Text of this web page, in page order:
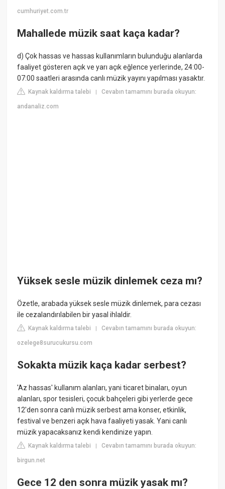
cumhuriyet.com.tr
Mahallede müzik saat kaça kadar?
d) Çok hassas ve hassas kullanımların bulunduğu alanlarda
faaliyet gösteren açık ve yarı açık eğlence yerlerinde, 24:00-
07:00 saatleri arasında canlı müzik yayını yapılması yasaktır.
Kaynak kaldırma talebi |Cevabın tamamını burada okuyun:
andanaliz.com
Yüksek sesle müzik dinlemek ceza mı?
Özetle, arabada yüksek sesle müzik dinlemek, para cezası
ile cezalandırılabilen bir yasal ihlaldir.
Kaynak kaldırma talebi |Cevabın tamamını burada okuyun:
ozelege8surucukursu.com
Sokakta müzik kaça kadar serbest?
'Az hassas' kullanım alanları, yani ticaret binaları, oyun
alanları, spor tesisleri, çocuk bahçeleri gibi yerlerde gece
12'den sonra canlı müzik serbest ama konser, etkinlik,
festival ve benzeri açık hava faaliyeti yasak. Yani canlı
müzik yapacaksanız kendi kendinize yapın.
Kaynak kaldırma talebi |Cevabın tamamını burada okuyun:
birgun.net
Gece 12 den sonra müzik yasak mı?